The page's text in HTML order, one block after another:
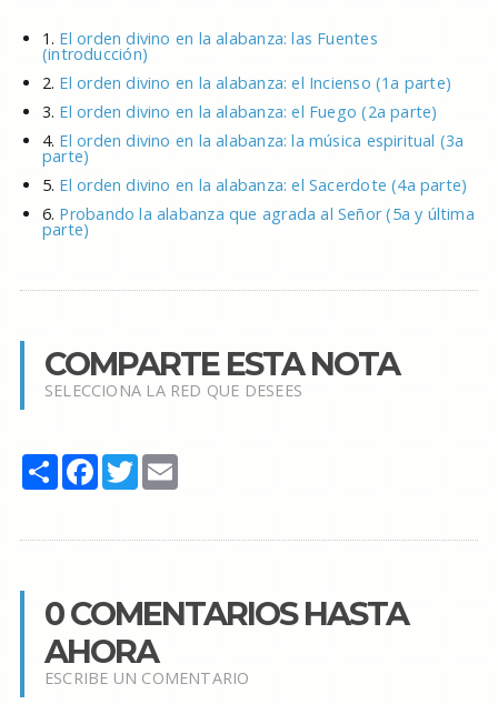
1. El orden divino en la alabanza: las Fuentes
(introducción)
2. El orden divino en la alabanza: el Incienso (1a parte)
3. El orden divino en la alabanza: el Fuego (2a parte)
4. El orden divino en la alabanza: la música espiritual (3a
parte)
5. El orden divino en la alabanza: el Sacerdote (4a parte)
6. Probando la alabanza que agrada al Señor (5a y última
parte)
COMPARTE ESTA NOTA
SELECCIONA LA RED QUE DESEES
Share Facebook
TwitterEmail
0 COMENTARIOS HASTA
AHORA
ESCRIBE UN COMENTARIO